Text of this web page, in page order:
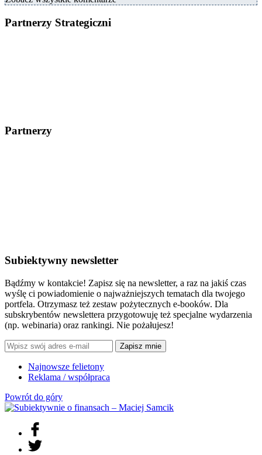
Partnerzy Strategiczni
Partnerzy
Subiektywny newsletter
Bądźmy w kontakcie! Zapisz się na newsletter, a raz na jakiś czas
wyślę ci powiadomienie o najważniejszych tematach dla twojego
portfela. Otrzymasz też zestaw pożytecznych e-booków. Dla
subskrybentów newslettera przygotowuję też specjalne wydarzenia
(np. webinaria) oraz rankingi. Nie pożałujesz!
Zapisz mnie
Najnowsze felietony
Reklama / współpraca
Powrót do góry